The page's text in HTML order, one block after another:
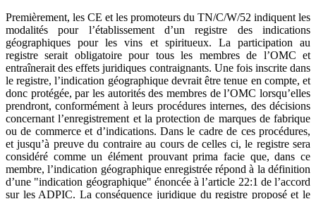
Premièrement, les CE et les promoteurs du TN/C/W/52 indiquent les
modalités pour l’établissement d’un registre des indications
géographiques pour les vins et spiritueux. La participation au
registre serait obligatoire pour tous les membres de l’OMC et
entraînerait des effets juridiques contraignants. Une fois inscrite dans
le registre, l’indication géographique devrait être tenue en compte, et
donc protégée, par les autorités des membres de l’OMC lorsqu’elles
prendront, conformément à leurs procédures internes, des décisions
concernant l’enregistrement et la protection de marques de fabrique
ou de commerce et d’indications. Dans le cadre de ces procédures,
et jusqu’à preuve du contraire au cours de celles ci, le registre sera
considéré comme un élément prouvant prima facie que, dans ce
membre, l’indication géographique enregistrée répond à la définition
d’une "indication géographique" énoncée à l’article 22:1 de l’accord
sur les ADPIC. La conséquence juridique du registre proposé et le